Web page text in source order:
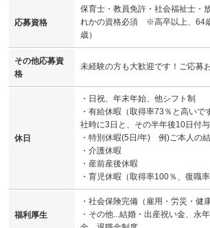
応募資格
保育士・教員免許・社会福祉士・
れかの資格必須 ※高卒以上、64
歳）
その他応募資
格
未経験の方も大歓迎です！ご応募
休日
・日祝、年末年始、他シフト制
・有給休暇（取得率73％と高いで
社時に3日と、その半年後10日付与
・特別休暇(5日/年) 例)ご本人の
・介護休暇
・産前産後休暇
・育児休暇（取得率100％、復職率
福利厚生
・社会保険完備（雇用・労災・健
・その他...結婚・出産祝い金、永